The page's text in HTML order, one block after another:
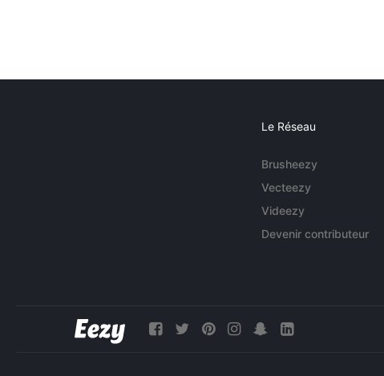
Le Réseau
Brusheezy
Vecteezy
Videezy
Devenir contributeur